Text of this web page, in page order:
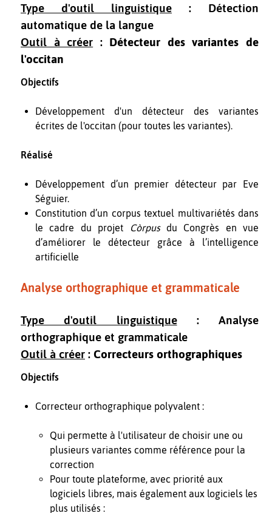
Type d'outil linguistique : Détection
automatique de la langue
Outil à créer : Détecteur des variantes de
l'occitan
Objectifs
Développement d'un détecteur des variantes
écrites de l'occitan (pour toutes les variantes).
Réalisé
Développement d’un premier détecteur par Eve
Séguier.
Constitution d’un corpus textuel multivariétés dans
le cadre du projet
Còrpus du Congrès en vue
d’améliorer le détecteur grâce à l’intelligence
artificielle
Analyse orthographique et grammaticale
Type d'outil linguistique: Analyse
orthographique et grammaticale
Outil à créer : Correcteurs orthographiques
Objectifs
Correcteur orthographique polyvalent :
Qui permette à l'utilisateur de choisir une ou
plusieurs variantes comme référence pour la
correction
Pour toute plateforme, avec priorité aux
logiciels libres, mais également aux logiciels les
plus utilisés :